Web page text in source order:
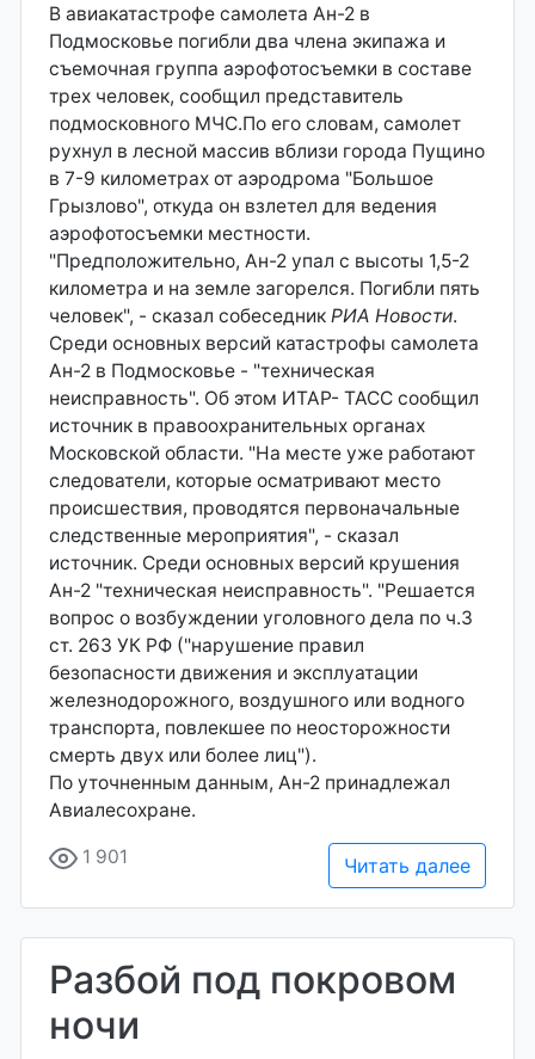
В авиакатастрофе самолета Ан-2 в
Подмосковье погибли два члена экипажа и
съемочная группа аэрофотосъемки в составе
трех человек, сообщил представитель
подмосковного МЧС.По его словам, самолет
рухнул в лесной массив вблизи города Пущино
в 7-9 километрах от аэродрома "Большое
Грызлово", откуда он взлетел для ведения
аэрофотосъемки местности.
"Предположительно, Ан-2 упал с высоты 1,5-2
километра и на земле загорелся. Погибли пять
человек", - сказал собеседник РИА Новости.
Среди основных версий катастрофы самолета
Ан-2 в Подмосковье - "техническая
неисправность". Об этом ИТАР- ТАСС сообщил
источник в правоохранительных органах
Московской области. "На месте уже работают
следователи, которые осматривают место
происшествия, проводятся первоначальные
следственные мероприятия", - сказал
источник. Среди основных версий крушения
Ан-2 "техническая неисправность". "Решается
вопрос о возбуждении уголовного дела по ч.3
ст. 263 УК РФ ("нарушение правил
безопасности движения и эксплуатации
железнодорожного, воздушного или водного
транспорта, повлекшее по неосторожности
смерть двух или более лиц").
По уточненным данным, Ан-2 принадлежал
Авиалесохране.
1 901 Читать далее
Разбой под покровом
ночи